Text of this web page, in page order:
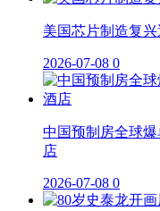
美国芯片制造复
2026-07-08 0
中国预制房全球
店
2026-07-08 0